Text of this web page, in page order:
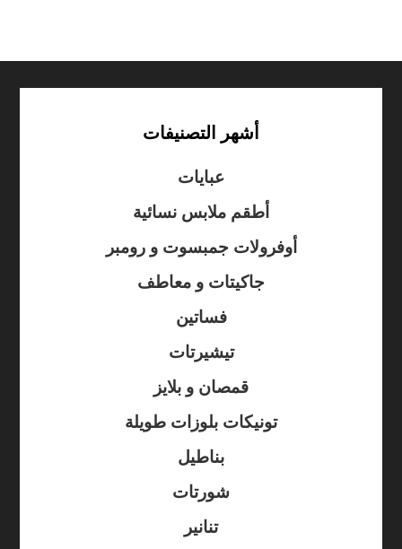
أشهر التصنيفات
عبايات
أطقم ملابس نسائية
أوفرولات جمبسوت و رومبر
جاكيتات و معاطف
فساتين
تيشيرتات
قمصان و بلايز
تونيكات بلوزات طويلة
بناطيل
شورتات
تنانير